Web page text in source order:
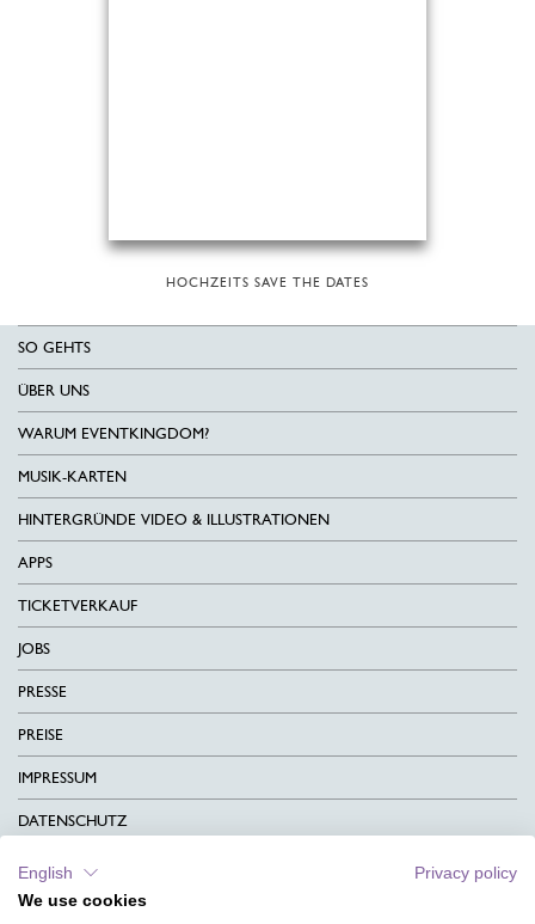
HOCHZEITS SAVE THE DATES
SO GEHTS
ÜBER UNS
WARUM EVENTKINGDOM?
MUSIK-KARTEN
HINTERGRÜNDE VIDEO & ILLUSTRATIONEN
APPS
TICKETVERKAUF
JOBS
PRESSE
PREISE
IMPRESSUM
DATENSCHUTZ
KONTAKT
AGB
English
Privacy policy
We use cookies